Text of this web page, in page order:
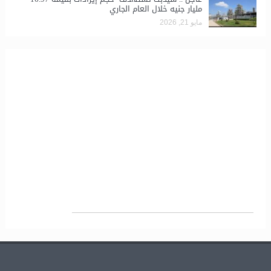
مليار جنيه خلال العام الجاري
مايو 21, 2026